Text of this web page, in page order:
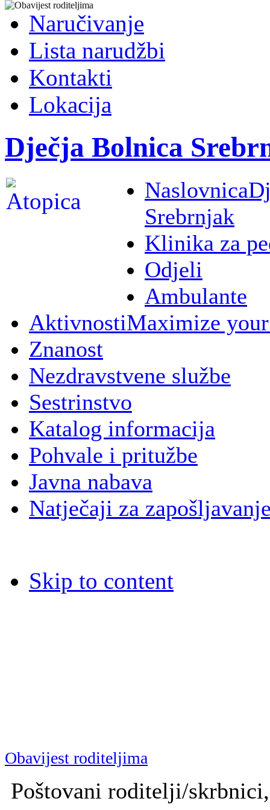
Naručivanje
Lista narudžbi
Kontakti
Lokacija
Dječja Bolnica
Naslovnica
Srebrnjak
Klinika za
Odjeli
Ambulante
AktivnostiMaximize
Znanost
Nezdravstvene službe
Sestrinstvo
Katalog informacija
Pohvale i pritužbe
Javna nabava
Natječaji za
Skip to content
Dječja bolnica Srebrnjak
Dječja bolnica Srebrnjak